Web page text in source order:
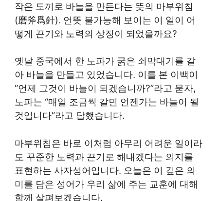
작은 도끼로 바늘을 만든다는 뜻의 마부위침
(磨斧爲針). 언뜻 불가능해 보이는 이 일이 어
떻게 끈기와 노력의 상징이 되었을까요?
옛날 중국에서 한 노파가 굵은 쇠막대기를 갈
아 바늘을 만들고 있었습니다. 이를 본 이백이
“언제 그것이 바늘이 되겠습니까?”라고 묻자,
노파는 “매일 조금씩 갈면 언젠가는 바늘이 될
것입니다”라고 답했습니다.
마부위침은 바로 이처럼 아무리 어려운 일이라
도 꾸준한 노력과 끈기로 해내겠다는 의지를
표현하는 사자성어입니다. 오늘은 이 깊은 의
미를 담은 성어가 우리 삶에 주는 교훈에 대해
함께 살펴보겠습니다.